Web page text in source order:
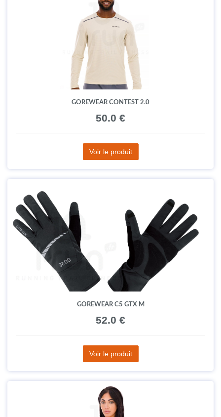
GOREWEAR CONTEST 2.0
50.0 €
Voir le produit
GOREWEAR C5 GTX M
52.0 €
Voir le produit